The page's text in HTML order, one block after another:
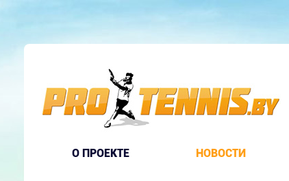
O ПРОЕКТЕ НОВОСТИ